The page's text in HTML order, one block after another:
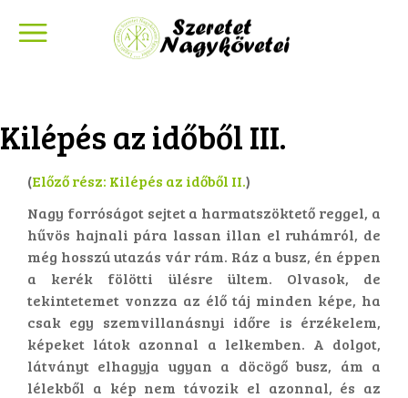
Kilépés az időből III.
(Előző rész: Kilépés az időből II.)
Nagy forróságot sejtet a harmatszöktető reggel, a
hűvös hajnali pára lassan illan el ruhámról, de
még hosszú utazás vár rám. Ráz a busz, én éppen
a kerék fölötti ülésre ültem. Olvasok, de
tekintetemet vonzza az élő táj minden képe, ha
csak egy szemvillanásnyi időre is érzékelem,
képeket látok azonnal a lelkemben. A dolgot,
látványt elhagyja ugyan a döcögő busz, ám a
lélekből a kép nem távozik el azonnal, és az